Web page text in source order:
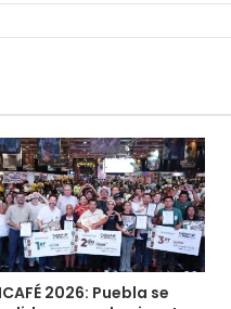
2026: Puebla se